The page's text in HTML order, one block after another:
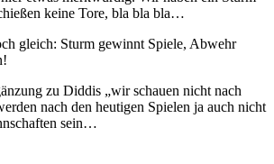
keine Tore, bla bla bla…
gleich: Sturm gewinnt Spiele, Abwehr
zu Diddis „wir schauen nicht nach
nach den heutigen Spielen ja auch nicht
sein…